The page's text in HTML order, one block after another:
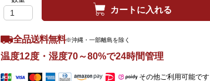
カートに入れる
全品送料無料※沖縄・一部離島を除く
温度12度・湿度70～80%で24時間管理
その他ご利用可能です